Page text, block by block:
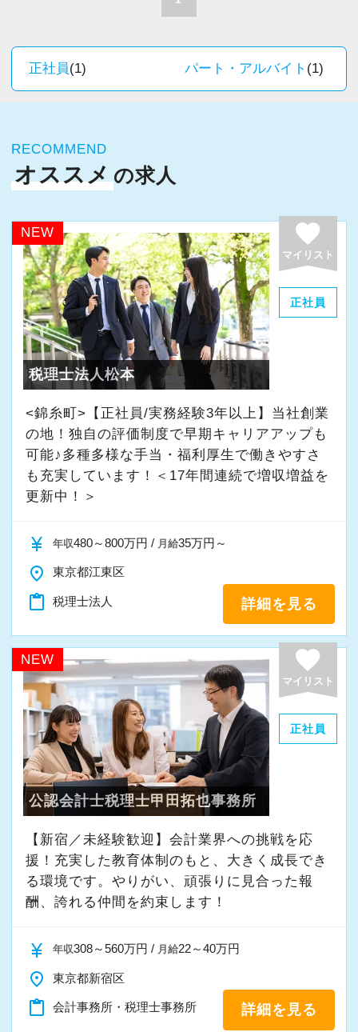
・税務経験を活かして成長したい方
・キャリアアップ志向のある方
・資産税など専門性を高めたい方
・将来的にマネジメントに関わりたい方
・事前に気軽な面談を実施
・仕事内容やキャリアを相談可
・ざっくばらんに質問OK
・納得後に選考へ進めます
・入社時期は柔軟に対応
・半年～1年の調整も可能
「応募する」からお気軽にご連絡ください。
するところで、個人事務所ならではの面白さと
新しいチャレンジが沢山ありますので、飽きる
個人事務所ならではの自由な雰囲気で、気負い
なく業務に向かっています。
務を覚えていくことができます。
パソコン作業になりますので、目や脳が疲れた
ら、お茶やお菓子で糖分補給もしながら、作業
を進めています。
★入社後の仕事内容★
業務時間内は、事務所内スタッフともやりとり
して頂きながら、
完全在宅会計スタッフとして、会計業務全般を
お任せします。
【具体的な業務】
・記帳代行
・年末調整業務
・申告書作成補助
・決算業務
・Excelを使用した集計、Wordでの文書作成
・電話、メール対応
・その他付随する業務
これまでの会計事務所や経理経験を活かしてご
活躍いただけます。
また、経験やスキルに応じて徐々に担当する業
将来的には申告書レビューなど、専門性を高め
られる業務にも携わることが可能です。
どこでも通用する実務スキルを身につけなが
★
当事務所では、職員同士が協力しながら気持ち
正社員(1) パート・アルバイト (1)
RECOMMEND
オススメ の求人
NEW favorite
マイリスト
正社員
税理士法人松本
<錦糸町>【正社員/実務経験3年以上】当社創業
の地！独自の評価制度で早期キャリアアップも
可能♪多種多様な手当・福利厚生で働きやすさ
も充実しています！＜17年間連続で増収増益を
更新中！＞
currency_yen 年収480～800万円 / 月給35万円～
place 東京都江東区
content_paste 税理士法人 詳細を見る
NEW favorite
マイリスト
正社員
公認会計士税理士甲田拓也事務所
【新宿／未経験歓迎】会計業界への挑戦を応
援！充実した教育体制のもと、大きく成長でき
る環境です。やりがい、頑張りに見合った報
酬、誇れる仲間を約束します！
currency_yen 年収308～560万円 / 月給22～40万円
place 東京都新宿区
content_paste 会計事務所・税理士事務所 詳細を見る